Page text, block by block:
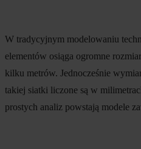
W tradycyjnym modelowaniu
elementów osiąga ogromne
kilku metrów. Jednocześnie
takiej siatki liczone są w
prostych analiz powstają modele